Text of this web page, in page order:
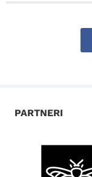
PARTNERI